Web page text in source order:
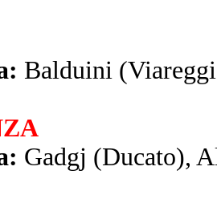
Balduini
Gadgj (Ducato),